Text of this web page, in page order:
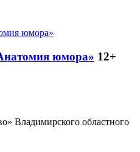
юмора» 12+
Владимирского областного